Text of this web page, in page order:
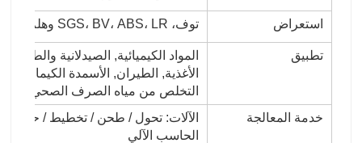
استعراض توف، SGS، BV، ABS، LR وهلم جرا
تطبيق
المواد الكيميائية, الصيدلانية والطبية
الأغذية, الطيران, الأسمدة الكيماوية,
التخلص من مياه الصرف الصحي
خدمة المعالجة
الآلات: تحول / طحن / تخطيط / حفر /
الحاسب الآلي